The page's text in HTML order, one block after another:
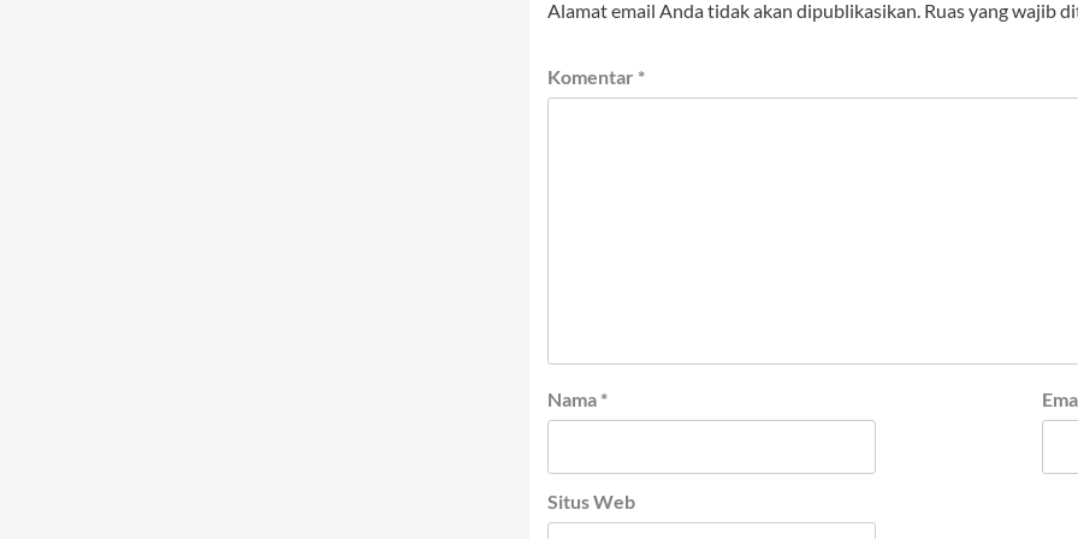
Alamat email Anda tidak akan dipublikasikan. Ruas yang wajib
Komentar *
Nama *
Situs Web